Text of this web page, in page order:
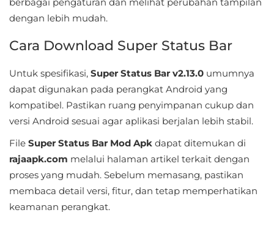
Players
&
Editors
Weather
Rekomendasi
dengan lebih mudah.
Cara Download Super Status Bar
Untuk spesifikasi, Super Status Bar v2.13.0 umumnya
dapat digunakan pada perangkat Android yang
kompatibel. Pastikan ruang penyimpanan cukup dan
versi Android sesuai agar aplikasi berjalan lebih stabil.
File Super Status Bar Mod Apk dapat ditemukan di
rajaapk.com melalui halaman artikel terkait dengan
proses yang mudah. Sebelum memasang, pastikan
membaca detail versi, fitur, dan tetap memperhatikan
keamanan perangkat.